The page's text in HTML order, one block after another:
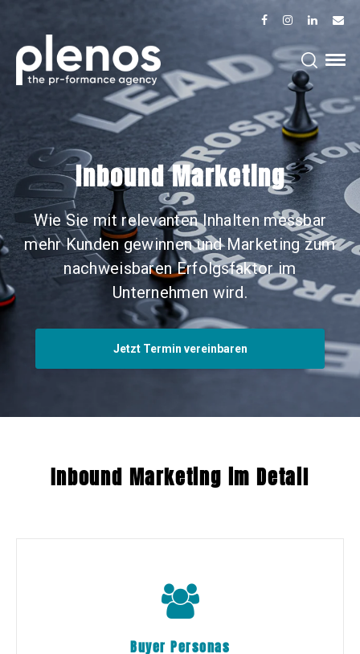
Inbound Marketing
Wie Sie mit relevanten Inhalten messbar
mehr Kunden gewinnen und Marketing zum
nachweisbaren Erfolgsfaktor im
Unternehmen wird.
Jetzt Termin vereinbaren
Inbound Marketing im Detail
Buyer Personas